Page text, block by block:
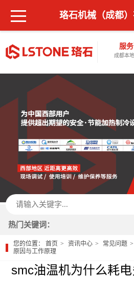
服
成都本
珞石机械（成都
热门关键词：
您的位置：首页 资讯中心 常见问题
原因与工作原理
smc油温机为什么耗